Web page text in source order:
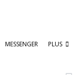
MESSENGER PLUS